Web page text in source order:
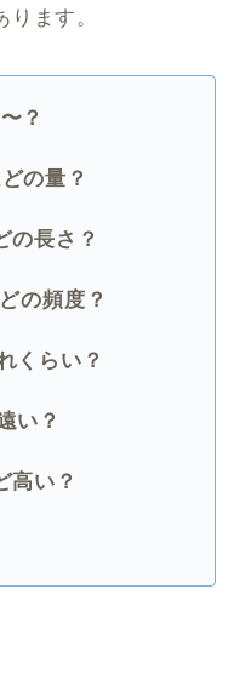
ます。
？
の量？
の長さ？
の頻度？
くらい？
い？
高い？